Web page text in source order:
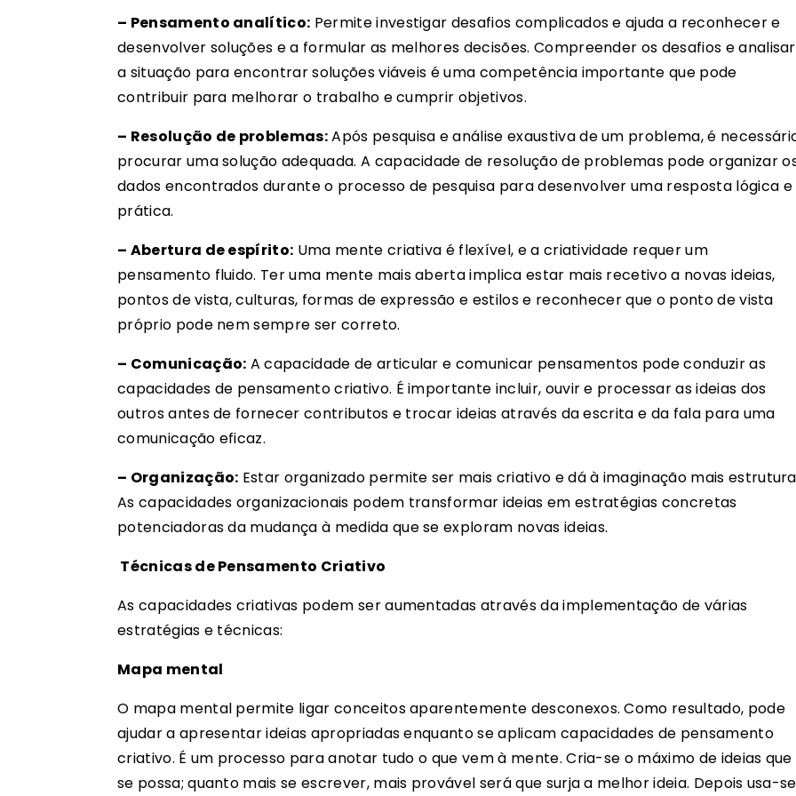
– Pensamento analítico: Permite investigar desafios complicados e ajuda a reconhecer e
desenvolver soluções e a formular as melhores decisões. Compreender os desafios e analisar
a situação para encontrar soluções viáveis é uma competência importante que pode
contribuir para melhorar o trabalho e cumprir objetivos.
– Resolução de problemas:Após pesquisa e análise exaustiva de um problema, é
procurar uma solução adequada. A capacidade de resolução de problemas pode organizar
dados encontrados durante o processo de pesquisa para desenvolver uma resposta lógica e
prática.
– Abertura de espírito: Uma mente criativa é flexível, e a criatividade requer um
pensamento fluido. Ter uma mente mais aberta implica estar mais recetivo a novas ideias,
pontos de vista, culturas, formas de expressão e estilos e reconhecer que o ponto de vista
próprio pode nem sempre ser correto.
– Comunicação: A capacidade de articular e comunicar pensamentos pode conduzir as
capacidades de pensamento criativo. É importante incluir, ouvir e processar as ideias dos
outros antes de fornecer contributos e trocar ideias através da escrita e da fala para uma
comunicação eficaz.
– Organização: Estar organizado permite ser mais criativo e dá à imaginação mais
As capacidades organizacionais podem transformar ideias em estratégias concretas
potenciadoras da mudança à medida que se exploram novas ideias.
Técnicas de Pensamento Criativo
As capacidades criativas podem ser aumentadas através da implementação de várias
estratégias e técnicas:
Mapa mental
O mapa mental permite ligar conceitos aparentemente desconexos. Como resultado, pode
ajudar a apresentar ideias apropriadas enquanto se aplicam capacidades de pensamento
criativo. É um processo para anotar tudo o que vem à mente. Cria-se o máximo de ideias que
se possa; quanto mais se escrever, mais provável será que surja a melhor ideia. Depois usa-se